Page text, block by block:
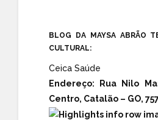
BLOG DA MAYSA ABRÃO
CULTURAL:
Ceica Saúde
Endereço:
Rua Nilo
Centro, Catalão – GO,